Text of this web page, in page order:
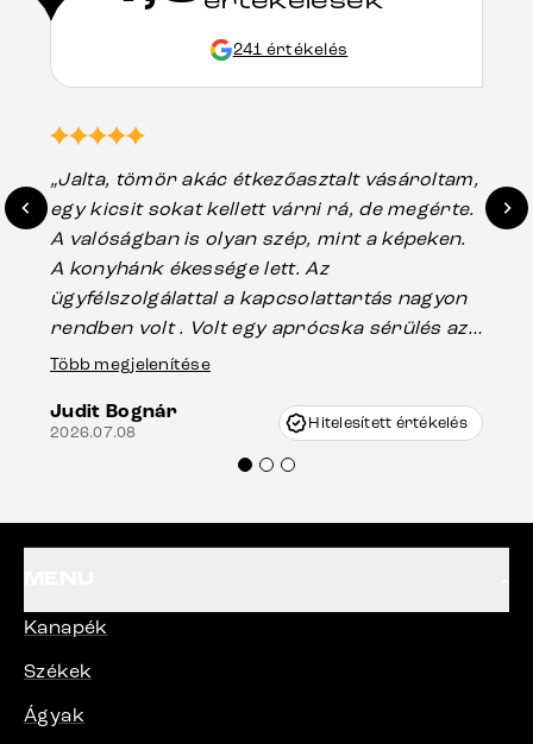
241 értékelés
„Jalta, tömör akác étkezőasztalt vásároltam,
egy kicsit sokat kellett várni rá, de megérte.
A valóságban is olyan szép, mint a képeken.
A konyhánk ékessége lett. Az
ügyfélszolgálattal a kapcsolattartás nagyon
rendben volt . Volt egy aprócska sérülés az
asztal talpánál, ami szállításkor
nagyon korrekten jártak el az ügyemben.
Mindenkinek ajánlani tudom a Delife
Több megjelenítése
Judit Bognár
2026.07.08 Hitelesített értékelés
Kanapék
Székek
Ágyak